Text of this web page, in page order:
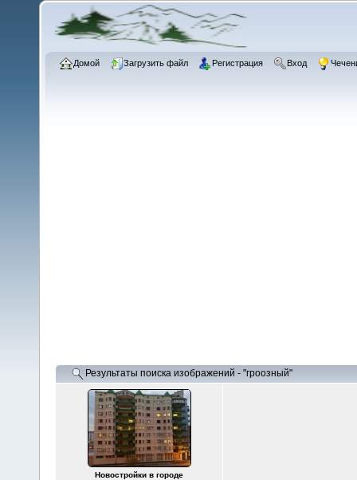
Домой Загрузить файл Регистрация Вход
Результаты поиска изображений - "гроозный"
Новостройки в городе